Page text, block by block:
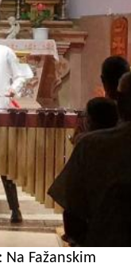
Fažanskim